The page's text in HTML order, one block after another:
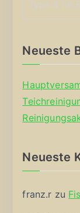
Neueste
Neueste
franz.r zu